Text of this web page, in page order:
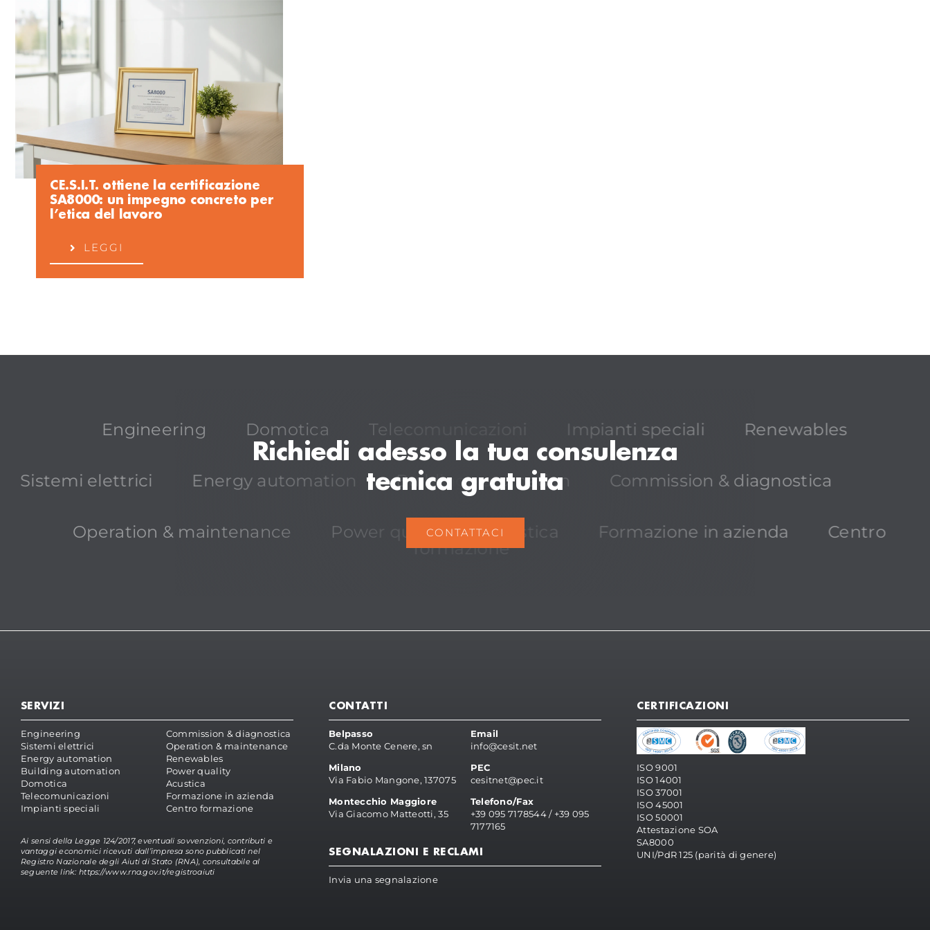
CE.S.I.T. ottiene la certificazione
SA8000: un impegno concreto per
l’etica del lavoro
LEGGI
Engineering Domotica Telecomunicazioni Impianti speciali Renewables
Sistemi elettrici Energy automation Building automation Commission & diagnostica
Operation & maintenance Power quality Acustica Formazione in azienda
Centro
formazione
Richiedi adesso la tua consulenza
tecnica gratuita
CONTATTACI
SERVIZI
Engineering
Sistemi elettrici
Energy automation
Building automation
Domotica
Telecomunicazioni
Impianti speciali
Commission & diagnostica
Operation & maintenance
Renewables
Power quality
Acustica
Formazione in azienda
Centro formazione
Ai sensi della Legge 124/2017, eventuali sovvenzioni, contributi e
vantaggi economici ricevuti dall’impresa sono pubblicati nel
Registro Nazionale degli Aiuti di Stato (RNA), consultabile al
seguente link:https://www.rna.gov.it/registroaiuti
CONTATTI
Belpasso
C.da Monte Cenere, sn
Milano
Via Fabio Mangone, 137075
Montecchio Maggiore
Via Giacomo Matteotti, 35
Email
info@cesit.net
PEC
cesitnet@pec.it
Telefono/Fax
+39 095 7178544/ +39 095
7177165
SEGNALAZIONI E RECLAMI
Invia una segnalazione
CERTIFICAZIONI
ISO 9001
ISO 14001
ISO 37001
ISO 45001
ISO 50001
Attestazione SOA
SA8000
UNI/PdR 125 (parità di genere)